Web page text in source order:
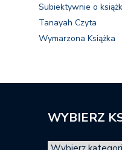
Subiektywnie o
Tanayah Czyta
Wymarzona Książka
WYBIERZ